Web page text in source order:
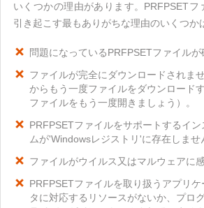
いくつかの理由があります。PRFPSETフ
引き起こす最もありがちな理由のいくつか
問題になっているPRFPSETファイル
ファイルが完全にダウンロードされま
からもう一度ファイルをダウンロード
ファイルをもう一度開きましょう）。
PRFPSETファイルをサポートするイ
ムが'Windowsレジストリ'に存在しませ
ファイルがウイルス又はマルウェアに
PRFPSETファイルを取り扱うアプリ
タに対応するリソースがないか、プロ